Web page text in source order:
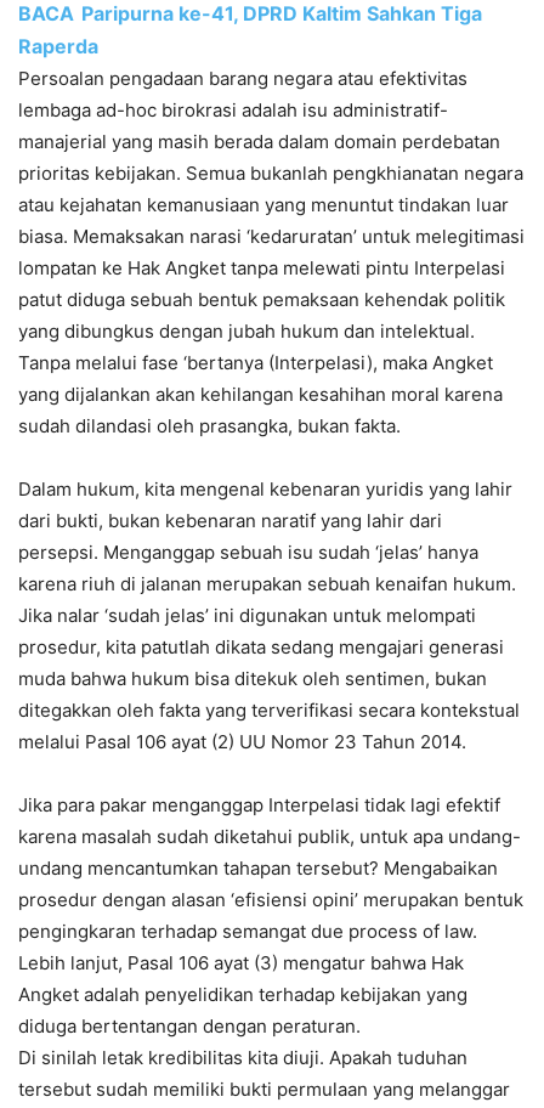
BACA Paripurna ke-41, DPRD Kaltim Sahkan Tiga
Raperda
Persoalan pengadaan barang negara atau efektivitas
lembaga ad-hoc birokrasi adalah isu administratif-
manajerial yang masih berada dalam domain perdebatan
prioritas kebijakan. Semua bukanlah pengkhianatan negara
atau kejahatan kemanusiaan yang menuntut tindakan luar
biasa. Memaksakan narasi ‘kedaruratan’ untuk melegitimasi
lompatan ke Hak Angket tanpa melewati pintu Interpelasi
patut diduga sebuah bentuk pemaksaan kehendak politik
yang dibungkus dengan jubah hukum dan intelektual.
Tanpa melalui fase ‘bertanya (Interpelasi), maka Angket
yang dijalankan akan kehilangan kesahihan moral karena
sudah dilandasi oleh prasangka, bukan fakta.
Dalam hukum, kita mengenal kebenaran yuridis yang lahir
dari bukti, bukan kebenaran naratif yang lahir dari
persepsi. Menganggap sebuah isu sudah ‘jelas’ hanya
karena riuh di jalanan merupakan sebuah kenaifan hukum.
Jika nalar ‘sudah jelas’ ini digunakan untuk melompati
prosedur, kita patutlah dikata sedang mengajari generasi
muda bahwa hukum bisa ditekuk oleh sentimen, bukan
ditegakkan oleh fakta yang terverifikasi secara kontekstual
melalui Pasal 106 ayat (2) UU Nomor 23 Tahun 2014.
Jika para pakar menganggap Interpelasi tidak lagi efektif
karena masalah sudah diketahui publik, untuk apa undang-
undang mencantumkan tahapan tersebut? Mengabaikan
prosedur dengan alasan ‘efisiensi opini’ merupakan bentuk
pengingkaran terhadap semangat due process of law.
Lebih lanjut, Pasal 106 ayat (3) mengatur bahwa Hak
Angket adalah penyelidikan terhadap kebijakan yang
diduga bertentangan dengan peraturan.
Di sinilah letak kredibilitas kita diuji. Apakah tuduhan
tersebut sudah memiliki bukti permulaan yang melanggar